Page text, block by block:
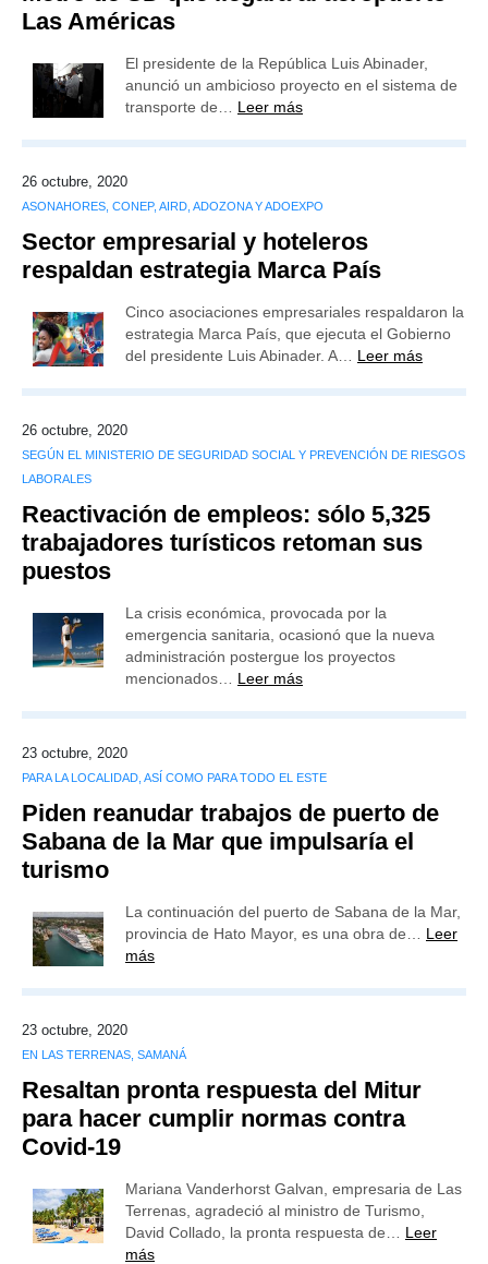
Las Américas
El presidente de la República Luis Abinader,
anunció un ambicioso proyecto en el sistema de
transporte de… Leer más
26 octubre, 2020
ASONAHORES, CONEP, AIRD, ADOZONA Y ADOEXPO
Sector empresarial y hoteleros
respaldan estrategia Marca País
Cinco asociaciones empresariales respaldaron la
estrategia Marca País, que ejecuta el Gobierno
del presidente Luis Abinader. A… Leer más
26 octubre, 2020
SEGÚN EL MINISTERIO DE SEGURIDAD SOCIAL Y PREVENCIÓN DE RIESGOS
LABORALES
Reactivación de empleos: sólo 5,325
trabajadores turísticos retoman sus
puestos
La crisis económica, provocada por la
emergencia sanitaria, ocasionó que la nueva
administración postergue los proyectos
mencionados… Leer más
23 octubre, 2020
PARA LA LOCALIDAD, ASÍ COMO PARA TODO EL ESTE
Piden reanudar trabajos de puerto de
Sabana de la Mar que impulsaría el
turismo
La continuación del puerto de Sabana de la Mar,
provincia de Hato Mayor, es una obra de… Leer
más
23 octubre, 2020
EN LAS TERRENAS, SAMANÁ
Resaltan pronta respuesta del Mitur
para hacer cumplir normas contra
Covid-19
Mariana Vanderhorst Galvan, empresaria de Las
Terrenas, agradeció al ministro de Turismo,
David Collado, la pronta respuesta de… Leer
más